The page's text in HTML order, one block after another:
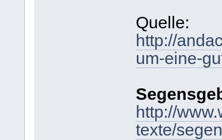
Quelle:
http://
um-eine-
http://
texte/